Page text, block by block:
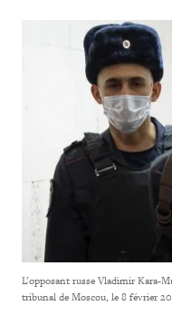
L’opposant russe Vladimir Kara-
tribunal de Moscou, le 8 février